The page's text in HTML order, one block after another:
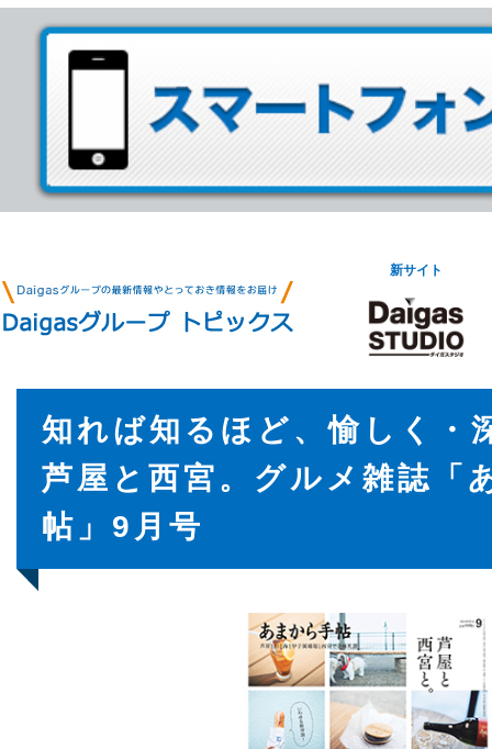
新サイト
知れば知るほど、愉しく・
芦屋と西宮。グルメ雑誌「
帖」9月号